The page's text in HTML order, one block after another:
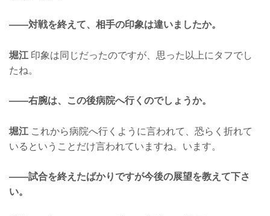
——対戦を終えて、相手の印象は違いましたか。
堀江 印象は同じだったのですが、思った以上にタフでし
たね。
——右腕は、この後病院へ行くのでしょうか。
堀江 これから病院へ行くように言われて、恐らく折れて
いるということだけ言われていますね。います。
——試合を終えたばかりですが今後の展望を教えて下さ
い。